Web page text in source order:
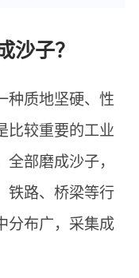
沙子？
种质地坚硬、性
比较重要的工业
部磨成沙子，
铁路、桥梁等行
分布广，采集成